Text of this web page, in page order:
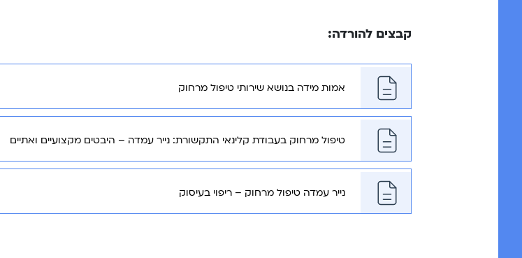
קבצים להורדה:
אמות מידה בנושא שירותי טיפול מרחוק
טיפול מרחוק בעבודת קלינאי התקשורת: נייר עמדה – היבטים מקצועיים ואתיים
נייר עמדה טיפול מרחוק – ריפוי בעיסוק